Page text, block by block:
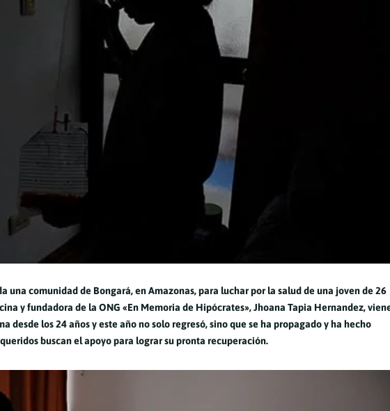
una comunidad de Bongará, en Amazonas, para luchar por la salud de una joven de 26
y fundadora de la ONG «En Memoria de Hipócrates», Jhoana Tapia Hernandez,
desde los 24 años y este año no solo regresó, sino que se ha propagado y ha hecho
buscan el apoyo para lograr su pronta recuperación.